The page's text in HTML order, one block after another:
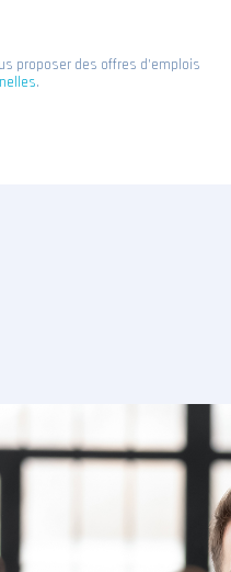
proposer des offres d’emplois
.